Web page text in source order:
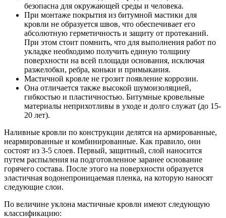
безопасна для окружающей среды и человека.
При монтаже покрытия из битумной мастики для
кровли не образуется швов, что обеспечивает его
абсолютную герметичность и защиту от протеканий.
При этом стоит помнить, что для выполнения работ по
укладке необходимо получить единую толщину
поверхности на всей площади основания, исключая
разжелобки, ребра, коньки и примыкания.
Мастичной кровле не грозит появление коррозии.
Она отличается также высокой шумоизоляцией,
гибкостью и пластичностью. Битумные кровельные
материалы неприхотливы в уходе и долго служат (до 15-
20 лет).
Наливные кровли по конструкции делятся на армированные,
неармированные и комбинированные. Как правило, они
состоят из 3-5 слоев. Первый, защитный, слой наносится
путем распыления на подготовленное заранее основание
горячего состава. После этого на поверхности образуется
эластичная водонепроницаемая пленка, на которую наносят
следующие слои.
По величине уклона мастичные кровли имеют следующую
классификацию: